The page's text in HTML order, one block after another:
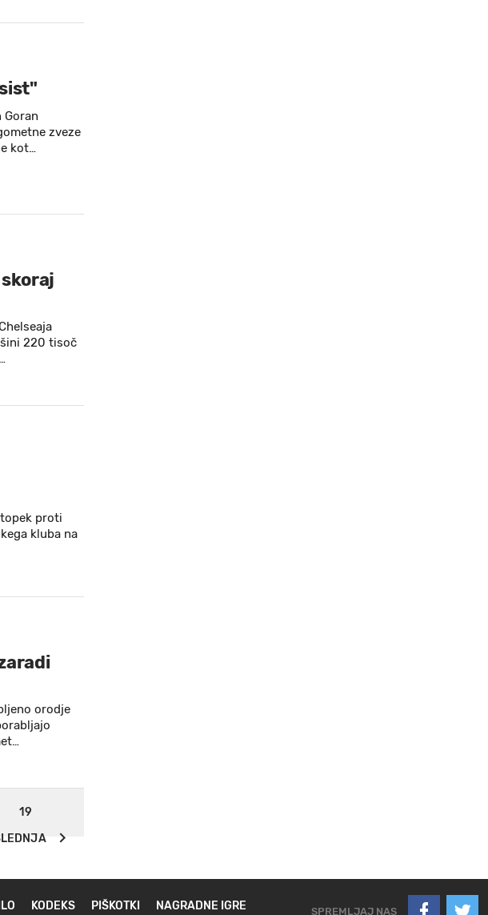
Goran
zveze
kot…
220 tisoč
proti
kluba na
orodje
19
KODEKS PIŠKOTKI NAGRADNE IGRE SPREMLJAJ NAS